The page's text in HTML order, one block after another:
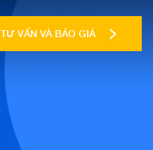
TƯ VẤN VÀ BÁO GIÁ